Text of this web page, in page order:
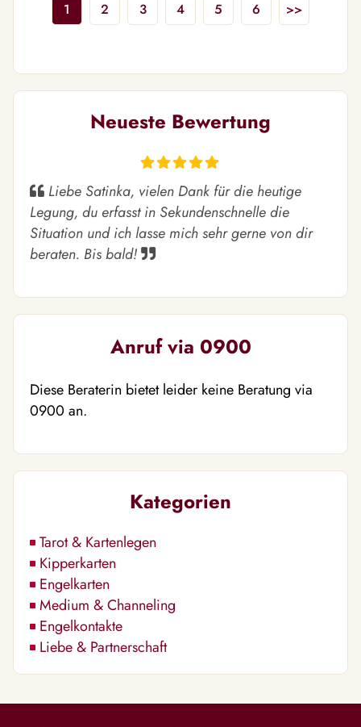
1 2 3 4 5 6 >>
Neueste Bewertung
Liebe Satinka, vielen Dank für die heutige
Legung, du erfasst in Sekundenschnelle die
Situation und ich lasse mich sehr gerne von dir
beraten. Bis bald!
Anruf via 0900
Diese Beraterin bietet leider keine Beratung via
0900 an.
Kategorien
Tarot & Kartenlegen
Kipperkarten
Engelkarten
Medium & Channeling
Engelkontakte
Liebe & Partnerschaft